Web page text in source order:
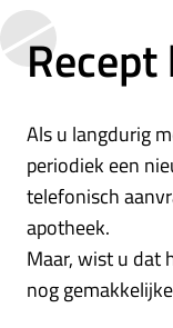
Als u langdurig
periodiek een
telefonisch
apotheek.
Maar, wist u dat
nog